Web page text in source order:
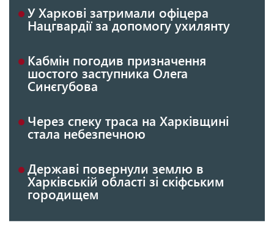
У Харкові затримали офіцера
Нацгвардії за допомогу ухилянту
Кабмін погодив призначення
шостого заступника Олега
Синєгубова
Через спеку траса на Харківщині
стала небезпечною
Державі повернули землю в
Харківській області зі скіфським
городищем